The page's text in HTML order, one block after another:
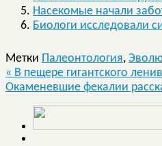
Насекомые начали
Биологи исследовали
Метки Палеонтология,
« В пещере гигантского
Окаменевшие фекалии